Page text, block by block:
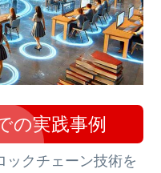
の実践事例
ックチェーン技術を